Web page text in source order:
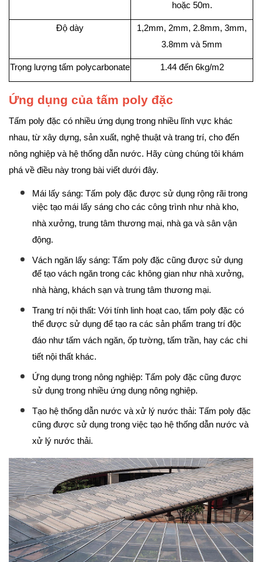
hoặc 50m.
Độ dày
1,2mm, 2mm, 2.8mm, 3mm,
3.8mm và 5mm
Trọng lượng tấm polycarbonate 1.44 đến 6kg/m2
Ứng dụng của tấm poly đặc
Tấm poly đặc có nhiều ứng dụng trong nhiều lĩnh vực khác
nhau, từ xây dựng, sản xuất, nghệ thuật và trang trí, cho đến
nông nghiệp và hệ thống dẫn nước. Hãy cùng chúng tôi khám
phá về điều này trong bài viết dưới đây.
Mái lấy sáng: Tấm poly đặc được sử dụng rộng rãi trong
việc tạo mái lấy sáng cho các công trình như nhà kho,
nhà xưởng, trung tâm thương mại, nhà ga và sân vận
động.
Vách ngăn lấy sáng: Tấm poly đặc cũng được sử dụng
để tạo vách ngăn trong các không gian như nhà xưởng,
nhà hàng, khách sạn và trung tâm thương mại.
Trang trí nội thất: Với tính linh hoạt cao, tấm poly đặc có
thể được sử dụng để tạo ra các sản phẩm trang trí độc
đáo như tấm vách ngăn, ốp tường, tấm trần, hay các chi
tiết nội thất khác.
Ứng dụng trong nông nghiệp: Tấm poly đặc cũng được
sử dụng trong nhiều ứng dụng nông nghiệp.
Tạo hệ thống dẫn nước và xử lý nước thải: Tấm poly đặc
cũng được sử dụng trong việc tạo hệ thống dẫn nước và
xử lý nước thải.